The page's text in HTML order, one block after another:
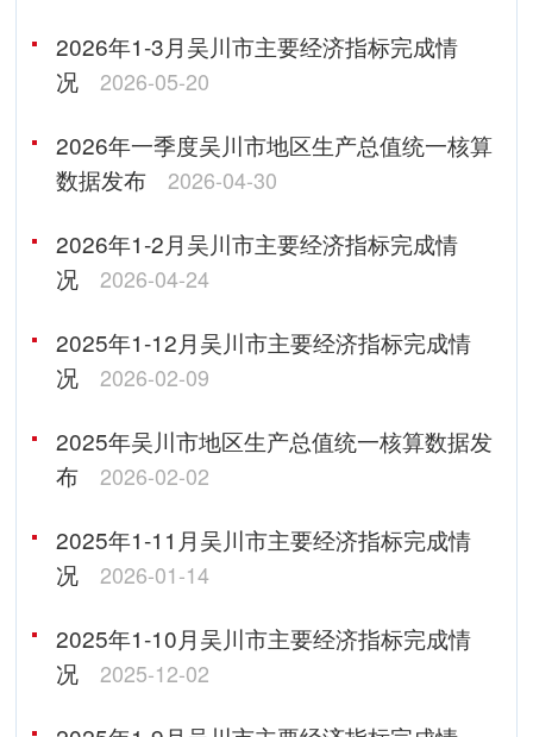
2026年1-3月吴川市主要经济指标完成情
况
2026-05-20
2026年一季度吴川市地区生产总值统一核算
数据发布
2026-04-30
2026年1-2月吴川市主要经济指标完成情
况
2026-04-24
2025年1-12月吴川市主要经济指标完成情
况
2026-02-09
2025年吴川市地区生产总值统一核算数据发
布
2026-02-02
2025年1-11月吴川市主要经济指标完成情
况
2026-01-14
2025年1-10月吴川市主要经济指标完成情
况
2025-12-02